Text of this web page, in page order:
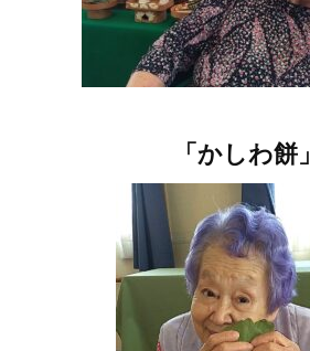
「かしわ餅」